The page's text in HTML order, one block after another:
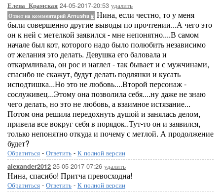
Елена_Крамская 24-05-2017-20:53 удалить
Ответ на комментарий Arnusha # Нина, если честно, то у меня
были совершенно другие выводы по прочтении...А чего это
он к ней с метелкой заявился - мне непонятно....В самом
начале был кот, которого надо было полюбить независимо
от желания это делать. Девушка его баловала и
откармливала, он рос и наглел - так бывает и с мужчинами,
спасибо не скажут, будут делать подлянки и кусать
исподтишка...Но это не любовь....Второй персонаж -
сослуживец...Этому она позволила себя....ну даже не знаю
чего делать, но это не любовь, а взаимное истязание...
Потом она решила передохнуть душой и занялась делом,
привела все вокруг себя в порядок..Тут-то он и заявился,
только непонятно откуда и почему с метлой. А продолжение
будет?
Обратиться - Ответить - К полной версии
alexander2012 25-05-2017-07:26 удалить
Нина, спасибо! Притча превосходна!
Обратиться - Ответить - К полной версии